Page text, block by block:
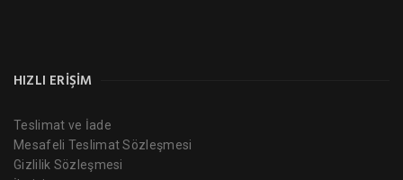
HIZLI ERIŞIM
Teslimat ve İade
Mesafeli Teslimat Sözleşmesi
Gizlilik Sözleşmesi